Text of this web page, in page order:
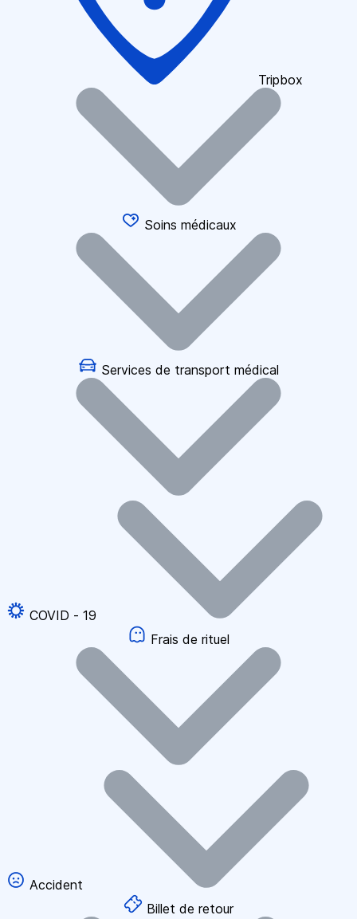
Tripbox
Soins médicaux
Services de transport médical
COVID - 19
Frais de rituel
Accident
Billet de retour